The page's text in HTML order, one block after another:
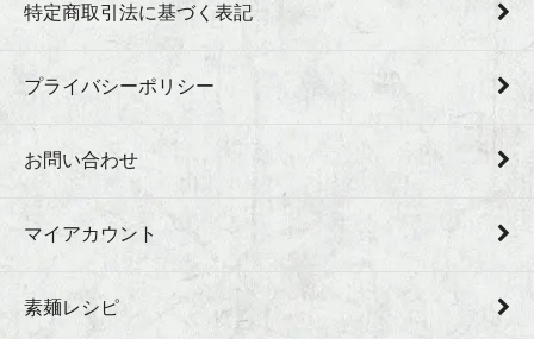
特定商取引法に基づく表記
プライバシーポリシー
お問い合わせ
マイアカウント
素麺レシピ